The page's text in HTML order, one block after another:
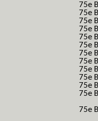
75e
75e
75e
75e
75e
75e
75e
75e
75e
75e
75e
75e
75e